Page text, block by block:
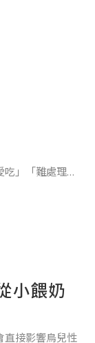
擇，如緊急需
吃」「難處理」
字塔，追求食
不僅是食物的
家人準備食物
做不到的事，
態很重要）
小餵奶
直接影響鳥兒性